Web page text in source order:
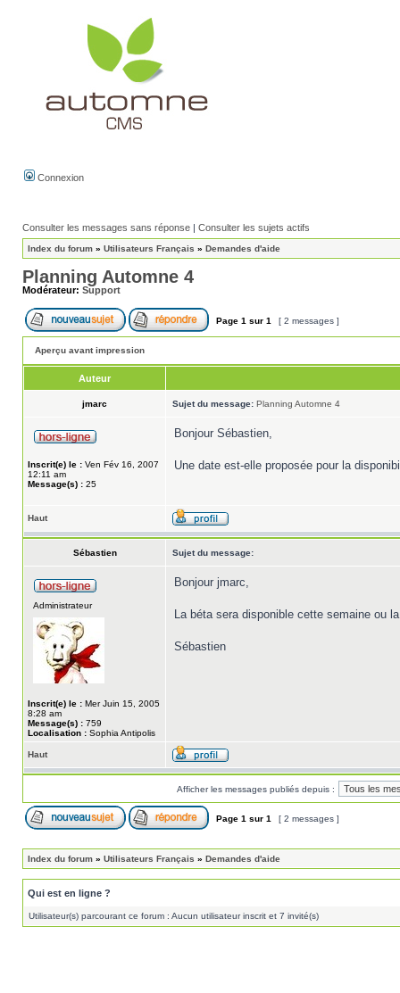
Connexion
Consulter les messages sans réponse | Consulter les sujets actifs
Index du forum » Utilisateurs Français » Demandes d'aide
Planning Automne 4
Modérateur: Support
Page 1 sur 1 [ 2 messages ]
Aperçu avant impression
Auteur
jmarc Sujet du message: Planning Automne 4
Inscrit(e) le : Ven Fév 16, 2007
12:11 am
Message(s) : 25
Bonjour Sébastien,
Une date est-elle proposée pour la
Haut
Sébastien Sujet du message:
Administrateur
Inscrit(e) le : Mer Juin 15, 2005
8:28 am
Message(s) : 759
Localisation : Sophia Antipolis
Bonjour jmarc,
La béta sera disponible cette semaine ou
Sébastien
Haut
Afficher les messages publiés depuis :
Page 1 sur 1 [ 2 messages ]
Index du forum » Utilisateurs Français » Demandes d'aide
Qui est en ligne ?
Utilisateur(s) parcourant ce forum : Aucun utilisateur inscrit et 7 invité(s)